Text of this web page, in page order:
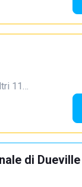
11…
di Dueville